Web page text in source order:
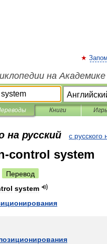
на Академике
Книги
на русский с русского
control system
Перевод
system